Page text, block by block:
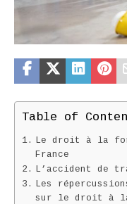
Table of
Le droit à la
France
L’accident de
Les
sur le droit à